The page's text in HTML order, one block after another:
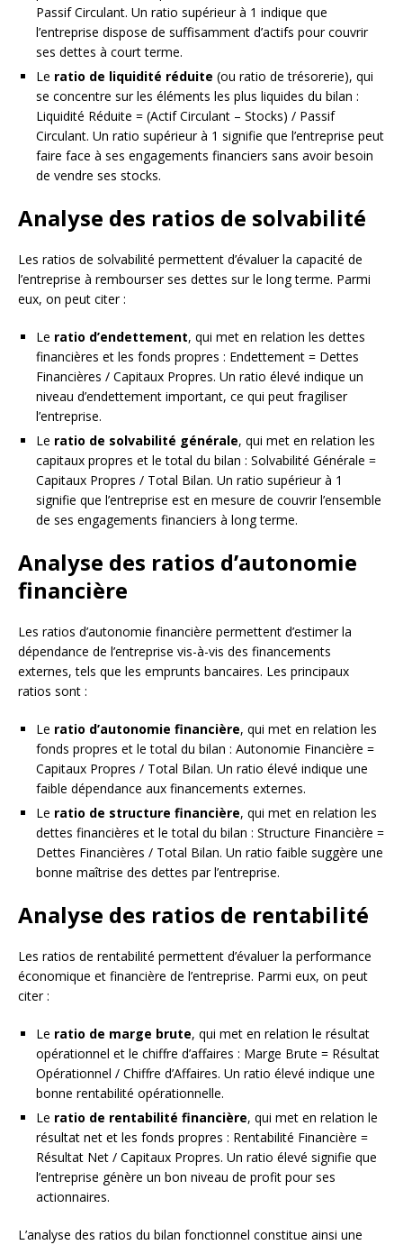
Passif Circulant. Un ratio supérieur à 1 indique que
l’entreprise dispose de suffisamment d’actifs pour couvrir
ses dettes à court terme.
Le ratio de liquidité réduite (ou ratio de trésorerie), qui
se concentre sur les éléments les plus liquides du bilan :
Liquidité Réduite = (Actif Circulant – Stocks) / Passif
Circulant. Un ratio supérieur à 1 signifie que l’entreprise peut
faire face à ses engagements financiers sans avoir besoin
de vendre ses stocks.
Analyse des ratios de solvabilité
Les ratios de solvabilité permettent d’évaluer la capacité de
l’entreprise à rembourser ses dettes sur le long terme. Parmi
eux, on peut citer :
Le ratio d’endettement, qui met en relation les dettes
financières et les fonds propres : Endettement = Dettes
Financières / Capitaux Propres. Un ratio élevé indique un
niveau d’endettement important, ce qui peut fragiliser
l’entreprise.
Le ratio de solvabilité générale, qui met en relation les
capitaux propres et le total du bilan : Solvabilité Générale =
Capitaux Propres / Total Bilan. Un ratio supérieur à 1
signifie que l’entreprise est en mesure de couvrir l’ensemble
de ses engagements financiers à long terme.
Analyse des ratios d’autonomie
financière
Les ratios d’autonomie financière permettent d’estimer la
dépendance de l’entreprise vis-à-vis des financements
externes, tels que les emprunts bancaires. Les principaux
ratios sont :
Le ratio d’autonomie financière, qui met en relation les
fonds propres et le total du bilan : Autonomie Financière =
Capitaux Propres / Total Bilan. Un ratio élevé indique une
faible dépendance aux financements externes.
Le ratio de structure financière, qui met en relation les
dettes financières et le total du bilan : Structure Financière =
Dettes Financières / Total Bilan. Un ratio faible suggère une
bonne maîtrise des dettes par l’entreprise.
Analyse des ratios de rentabilité
Les ratios de rentabilité permettent d’évaluer la performance
économique et financière de l’entreprise. Parmi eux, on peut
citer :
Le ratio de marge brute, qui met en relation le résultat
opérationnel et le chiffre d’affaires : Marge Brute = Résultat
Opérationnel / Chiffre d’Affaires. Un ratio élevé indique une
bonne rentabilité opérationnelle.
Le ratio de rentabilité financière, qui met en relation le
résultat net et les fonds propres : Rentabilité Financière =
Résultat Net / Capitaux Propres. Un ratio élevé signifie que
l’entreprise génère un bon niveau de profit pour ses
actionnaires.
L’analyse des ratios du bilan fonctionnel constitue ainsi une